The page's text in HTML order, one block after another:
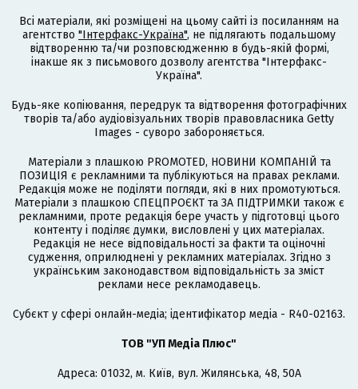
Всі матеріали, які розміщені на цьому сайті із посиланням на
агентство "Інтерфакс-Україна", не підлягають подальшому
відтворенню та/чи розповсюдженню в будь-якій формі,
інакше як з письмового дозволу агентства "Інтерфакс-
Україна".
Будь-яке копіювання, передрук та відтворення фотографічних
творів та/або аудіовізуальних творів правовласника Getty
Images - суворо забороняється.
Матеріали з плашкою PROMOTED, НОВИНИ КОМПАНІЙ та
ПОЗИЦІЯ є рекламними та публікуються на правах реклами.
Редакція може не поділяти погляди, які в них промотуються.
Матеріали з плашкою СПЕЦПРОЄКТ та ЗА ПІДТРИМКИ також є
рекламними, проте редакція бере участь у підготовці цього
контенту і поділяє думки, висловлені у цих матеріалах.
Редакція не несе відповідальності за факти та оціночні
судження, оприлюднені у рекламних матеріалах. Згідно з
українським законодавством відповідальність за зміст
реклами несе рекламодавець.
Cубєкт у сфері онлайн-медіа; ідентифікатор медіа - R40-02163.
ТОВ "УП Медіа Плюс"
Адреса: 01032, м. Київ, вул. Жилянська, 48, 50А